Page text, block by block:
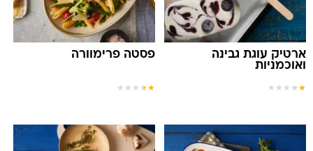
ארטיק עוגת גבינה
ואוכמניות
★
★
★
★
★
פסטה פרימוורה
★
★
★
★
★